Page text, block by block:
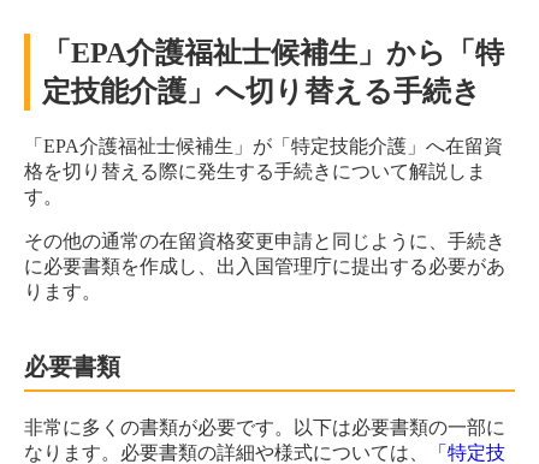
「EPA介護福祉士候補生」から「特
定技能介護」へ切り替える手続き
「EPA介護福祉士候補生」が「特定技能介護」へ在留資
格を切り替える際に発生する手続きについて解説しま
す。
その他の通常の在留資格変更申請と同じように、手続き
に必要書類を作成し、出入国管理庁に提出する必要があ
ります。
必要書類
非常に多くの書類が必要です。以下は必要書類の一部に
なります。必要書類の詳細や様式については、
「特定技